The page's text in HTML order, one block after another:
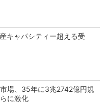
キャパシティー超える受
場、35年に3兆2742億円規
に激化